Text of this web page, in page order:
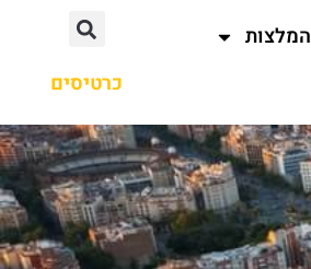
המלצות
כרטיסים